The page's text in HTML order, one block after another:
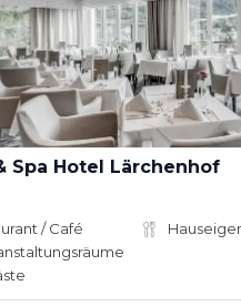
Spa Hotel Lärchenhof
/ Café